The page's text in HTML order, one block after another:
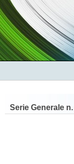
Serie Generale n.